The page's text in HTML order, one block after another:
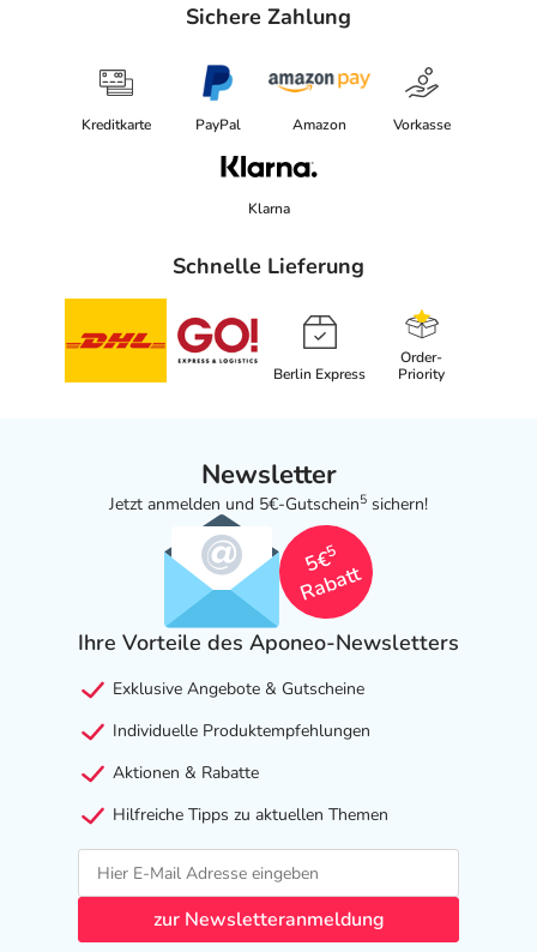
Sichere Zahlung
Kreditkarte PayPal Amazon Vorkasse
Klarna
Schnelle Lieferung
Berlin Express
Order-
Priority
Newsletter
Jetzt anmelden und 5€-Gutschein5 sichern!
5€
5
Rabatt
Ihre Vorteile des Aponeo-Newsletters
Exklusive Angebote & Gutscheine
Individuelle Produktempfehlungen
Aktionen & Rabatte
Hilfreiche Tipps zu aktuellen Themen
zur Newsletteranmeldung